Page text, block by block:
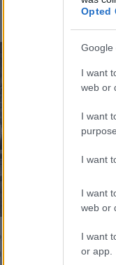
Opted
Google
I want
web or
I want
I want
I want
web or
I want
or app.
Város
450 férőhelyes